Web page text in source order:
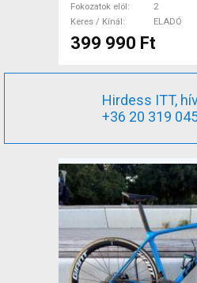
Fokozatok elöl
2
Keres / Kínál
ELADÓ
399 990 Ft
Hirdess ITT,
+36 20 319